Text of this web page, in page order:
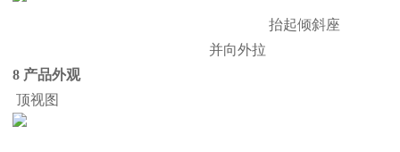
抬起倾斜座
并向外拉
8 产品外观
顶视图